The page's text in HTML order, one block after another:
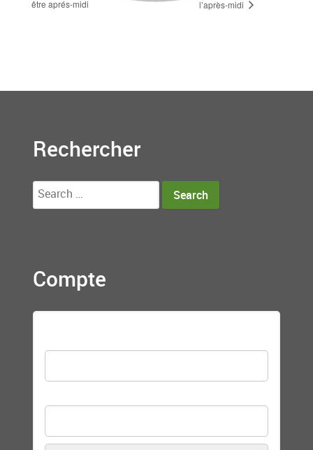
être aprés-midi
l’après-midi
Rechercher
Search
for:
Compte